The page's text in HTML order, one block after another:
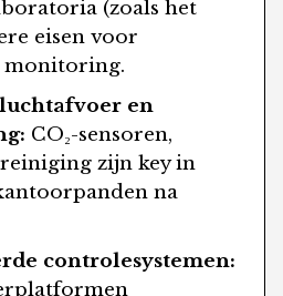
(zoals het
eisen voor
monitoring.
en
CO₂-sensoren,
zijn key in
na
controlesystemen: